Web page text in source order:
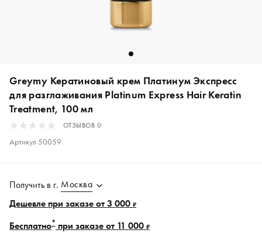
Greymy Кератиновый крем Платинум Экспресс
для разглаживания Platinum Express Hair Keratin
Treatment, 100 мл
ОТЗЫВОВ 0
Артикул50059
Получить в г. Москва
Дешевле при заказе от 3 000 ₽
Бесплатно* при заказе от 11 000 ₽